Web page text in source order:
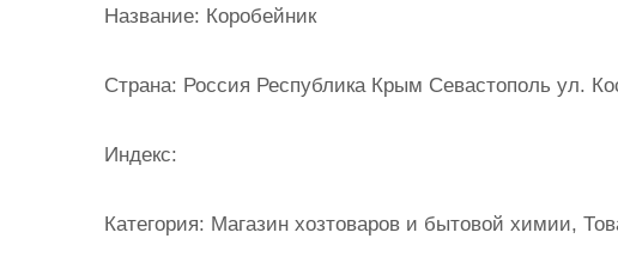
Название: Коробейник
Страна: Россия Республика Крым Севастополь ул.
Индекс:
Категория: Магазин хозтоваров и бытовой химии,